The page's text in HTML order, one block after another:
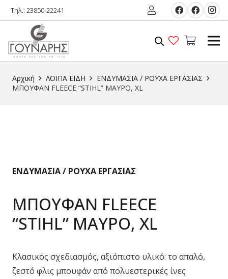
Τηλ.: 23850-22241
Αρχική ΛΟΙΠΑ ΕIΔΗ
ΕΝΔΥΜΑΣΙΑ / ΡΟΥΧΑ ΕΡΓΑΣΙΑΣ
ΜΠΟΥΦΑΝ FLEECE “STIHL” ΜΑΥΡΟ, ΧL
ΕΝΔΥΜΑΣΙΑ / ΡΟΥΧΑ ΕΡΓΑΣΙΑΣ
ΜΠΟΥΦΑΝ FLEECE
“STIHL” ΜΑΥΡΟ, ΧL
Κλασικός σχεδιασμός, αξιόπιστο υλικό: το απαλό,
ζεστό φλις μπουφάν από πολυεστερικές ίνες